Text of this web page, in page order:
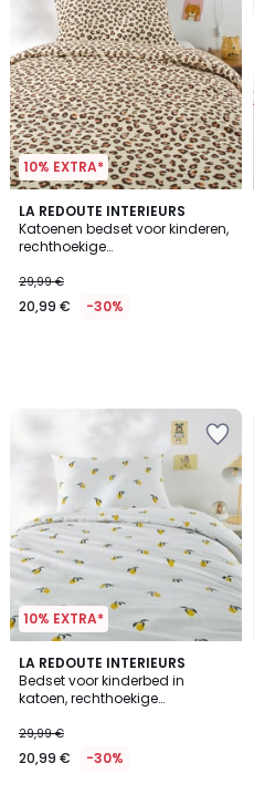
10% EXTRA*
LA REDOUTE INTERIEURS
Katoenen bedset voor kinderen,
rechthoekige
29,99 €
20,99 € -30%
10% EXTRA*
LA REDOUTE INTERIEURS
Bedset voor kinderbed in
katoen, rechthoekige
29,99 €
20,99 € -30%